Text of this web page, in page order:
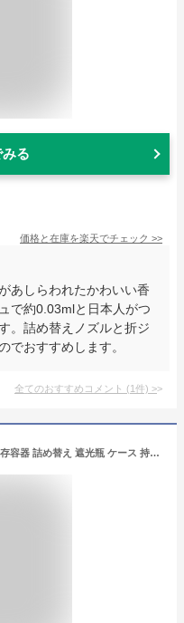
る
価格と在庫を楽天でチェック >>
あしらわれたかわいい香
で約0.03mlと日本人がつ
。詰め替えノズルと折ジ
でおすすめします。
全てのおすすめコメント (1件) >
アトマイザ－ ロールオン アロマ保存容器 詰め替え 遮光瓶 ケース 持ち運び 精油 香水 10ml MYNEED (ブラック)